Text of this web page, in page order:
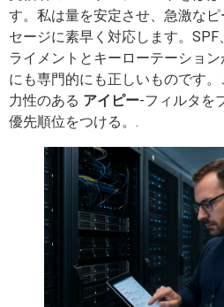
す。私は量を安定させ、急激な
セージに素早く対応します。SPF
ライメントとキーローテーショ
にも専門的にも正しいものです
力性のある アイピー-フィルタを
優先順位をつける。.